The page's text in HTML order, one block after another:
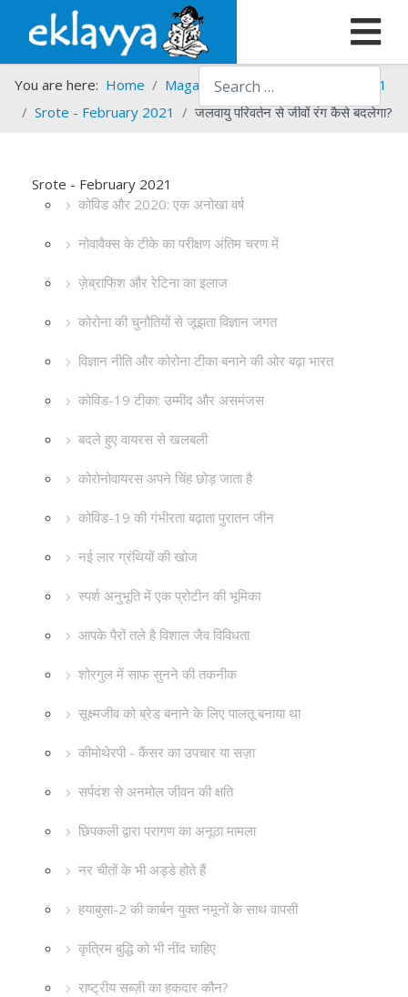
Search
You are here: Home Magazines Srote
Srote - 2021
Srote - February 2021
जलवायु परिवर्तन से जीवों रंग कैसे बदलेगा?
Srote - February 2021
कोविड और 2020: एक अनोखा वर्ष
नोवावैक्स के टीके का परीक्षण अंतिम चरण में
ज़ेब्राफिश और रेटिना का इलाज
कोरोना की चुनौतियों से जूझता विज्ञान जगत
विज्ञान नीति और कोरोना टीका बनाने की ओर बढ़ा भारत
कोविड-19 टीका: उम्मीद और असमंजस
बदले हुए वायरस से खलबली
कोरोनोवायरस अपने चिंह छोड़ जाता है
कोविड-19 की गंभीरता बढ़ाता पुरातन जीन
नई लार ग्रंथियों की खोज
स्पर्श अनुभूति में एक प्रोटीन की भूमिका
आपके पैरों तले है विशाल जैव विविधता
शोरगुल में साफ सुनने की तकनीक
सूक्ष्मजीव को ब्रेड बनाने के लिए पालतू बनाया था
कीमोथेरपी - कैंसर का उपचार या सज़ा
सर्पदंश से अनमोल जीवन की क्षति
छिपकली द्वारा परागण का अनूठा मामला
नर चीतों के भी अड्डे होते हैं
हयाबुसा-2 की कार्बन युक्त नमूनों के साथ वापसी
कृत्रिम बुद्धि को भी नींद चाहिए
राष्ट्रीय सब्ज़ी का हकदार कौन?